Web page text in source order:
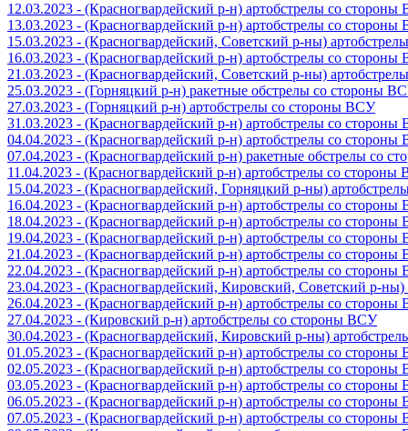
12.03.2023 - (Красногвардейский р-н) артобстрелы со
13.03.2023 - (Красногвардейский р-н) артобстрелы со
15.03.2023 - (Красногвардейский, Советский р-ны)
16.03.2023 - (Красногвардейский р-н) артобстрелы со
21.03.2023 - (Красногвардейский, Советский р-ны)
25.03.2023 - (Горняцкий р-н) ракетные обстрелы со стороны
27.03.2023 - (Горняцкий р-н) артобстрелы со стороны ВСУ
31.03.2023 - (Красногвардейский р-н) артобстрелы со
04.04.2023 - (Красногвардейский р-н) артобстрелы со
07.04.2023 - (Красногвардейский р-н) ракетные обстрелы со
11.04.2023 - (Красногвардейский р-н) артобстрелы со стороны
15.04.2023 - (Красногвардейский, Горняцкий р-ны)
16.04.2023 - (Красногвардейский р-н) артобстрелы со
18.04.2023 - (Красногвардейский р-н) артобстрелы со
19.04.2023 - (Красногвардейский р-н) артобстрелы со
21.04.2023 - (Красногвардейский р-н) артобстрелы со
22.04.2023 - (Красногвардейский р-н) артобстрелы со
23.04.2023 - (Красногвардейский, Кировский, Советский р-
26.04.2023 - (Красногвардейский р-н) артобстрелы со
27.04.2023 - (Кировский р-н) артобстрелы со стороны ВСУ
30.04.2023 - (Красногвардейский, Кировский р-ны)
01.05.2023 - (Красногвардейский р-н) артобстрелы со
02.05.2023 - (Красногвардейский р-н) артобстрелы со
03.05.2023 - (Красногвардейский р-н) артобстрелы со
06.05.2023 - (Красногвардейский р-н) артобстрелы со
07.05.2023 - (Красногвардейский р-н) артобстрелы со